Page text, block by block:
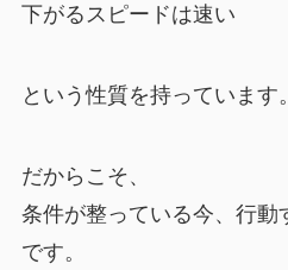
下がるスピードは速い
という性質を持っています。
だからこそ、
条件が整っている今、行動
です。